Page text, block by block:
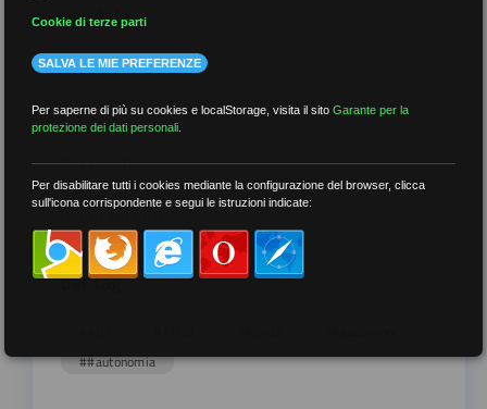
per data
più recenti
meno recenti
per tag
##autonomia
Cookie di terze parti
SALVA LE MIE PREFERENZE
Per saperne di più su cookies e localStorage, visita il sitoGarante per la
protezione dei dati personali
Per disabilitare tutti i cookies mediante la configurazione del browser, clicca
sull'icona corrispondente e segui le istruzioni indicate: